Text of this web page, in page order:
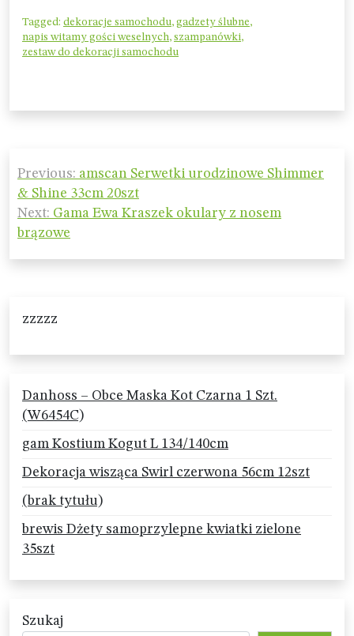
Tagged: dekoracje samochodu, gadzety ślubne,
napis witamy gości weselnych, szampanówki,
zestaw do dekoracji samochodu
Nawigacja
wpisu
Previous: amscan Serwetki urodzinowe Shimmer
& Shine 33cm 20szt
Next: Gama Ewa Kraszek okulary z nosem
brązowe
zzzzz
Danhoss – Obce Maska Kot Czarna 1 Szt.
(W6454C)
gam Kostium Kogut L 134/140cm
Dekoracja wisząca Swirl czerwona 56cm 12szt
(brak tytułu)
brewis Dżety samoprzylepne kwiatki zielone
35szt
Szukaj